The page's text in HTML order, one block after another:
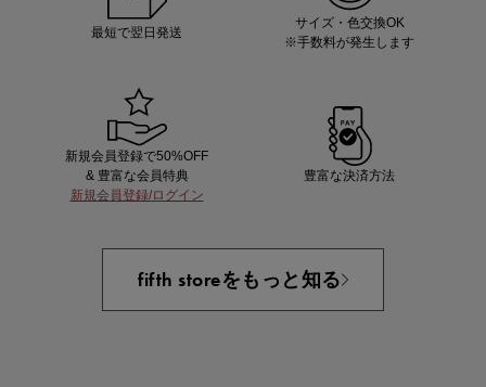
即戦力アイテム続々対象
最短で翌日発送
サイズ・色交換OK
※手数料が発生します
新規会員登録で50%OFF
& 豊富な会員特典
新規会員登録/ログイン
豊富な決済方法
fifth storeをもっと知る